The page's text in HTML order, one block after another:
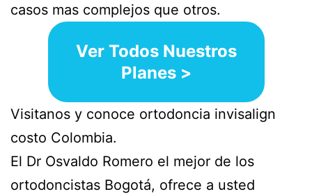
casos mas complejos que otros.
Ver Todos Nuestros
Planes >
Visitanos y conoce ortodoncia invisalign
costo Colombia.
El Dr Osvaldo Romero el mejor de los
ortodoncistas Bogotá, ofrece a usted